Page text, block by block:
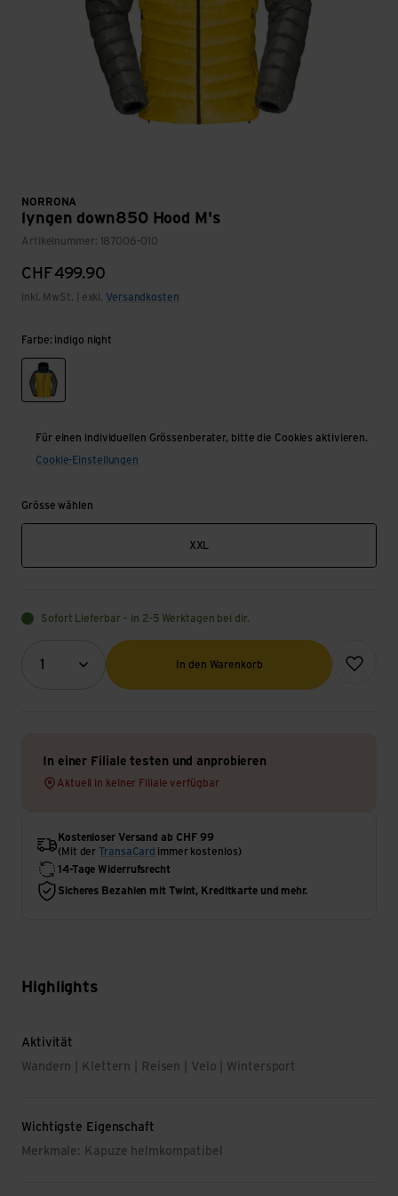
NORRONA
lyngen down850 Hood M's
Artikelnummer: 187006-010
CHF499.90
inkl. MwSt. | exkl. Versandkosten
Farbe: indigo night
indigo night
Für einen individuellen Grössenberater, bitte die Cookies aktivieren.
Cookie-Einstellungen
Grösse wählen
XXL
Sofort Lieferbar – in 2-5 Werktagen bei dir.
1
Menge (Optional)
In den Warenkorb
Zur
In einer Filiale testen und anprobieren
Aktuell in keiner Filiale verfügbar
Kostenloser Versand ab CHF 99
(Mit der
TransaCard immer kostenlos)
14-Tage Widerrufsrecht
Sicheres Bezahlen mit Twint, Kreditkarte und mehr.
Highlights
Aktivität
Wandern | Klettern | Reisen | Velo | Wintersport
Wichtigste Eigenschaft
Merkmale: Kapuze helmkompatibel